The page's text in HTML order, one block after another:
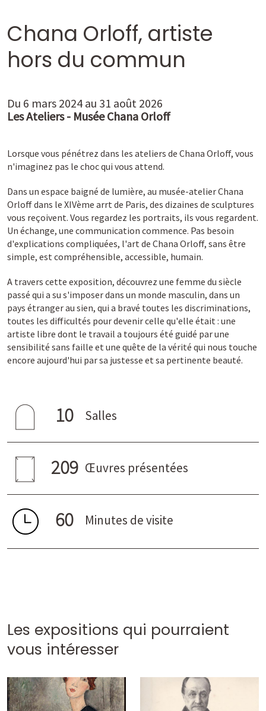
Chana Orloff, artiste
hors du commun
Du 6 mars 2024 au 31 août 2026
Les Ateliers - Musée Chana Orloff
Lorsque vous pénétrez dans les ateliers de Chana Orloff, vous
n'imaginez pas le choc qui vous attend.
Dans un espace baigné de lumière, au musée-atelier Chana
Orloff dans le XIVème arrt de Paris, des dizaines de sculptures
vous reçoivent. Vous regardez les portraits, ils vous regardent.
Un échange, une communication commence. Pas besoin
d'explications compliquées, l'art de Chana Orloff, sans être
simple, est compréhensible, accessible, humain.
A travers cette exposition, découvrez une femme du siècle
passé qui a su s'imposer dans un monde masculin, dans un
pays étranger au sien, qui a bravé toutes les discriminations,
toutes les difficultés pour devenir celle qu'elle était : une
artiste libre dont le travail a toujours été guidé par une
sensibilité sans faille et une quête de la vérité qui nous touche
encore aujourd'hui par sa justesse et sa pertinente beauté.
10 Salles
209 Œuvres présentées
60 Minutes de visite
Les expositions qui pourraient
vous intéresser